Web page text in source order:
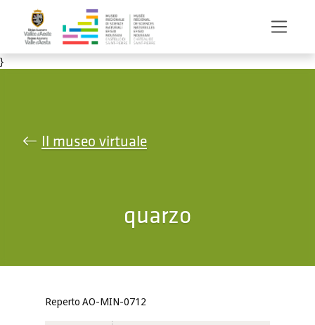
Salta al contenuto principale
}
Il museo virtuale
quarzo
Reperto AO-MIN-0712